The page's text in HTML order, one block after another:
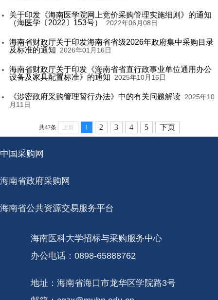
关于印发《海南医学院网上竞价采购管理实施细则》的通知
（海医学〔2022〕153号）
2022年06月08日
海南省财政厅关于印发海南省省级2026年政府集中采购目录
及标准的通知 2026年01月16日
海南省财政厅关于印发《海南省省直行政事业单位通用办公
设备及家具配置标准》的通知 2025年10月16日
《涉密政府采购管理暂行办法》中的有关问题解读2025年10
月11日
共47条 上页 1 2 3 4 5 下页
中国采购网
海南省政府采购网
海南省公共资源交易服务平台
海南医科大学招标与采购服务中心
办公电话：0898-65888762
地址：海南省海口市龙华区学院路3号